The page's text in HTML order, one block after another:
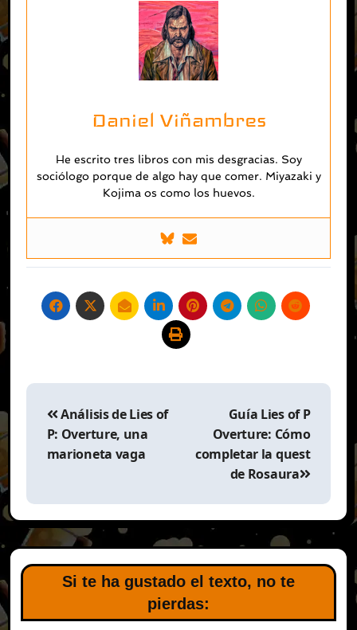
Daniel Viñambres
He escrito tres libros con mis desgracias. Soy
sociólogo porque de algo hay que comer. Miyazaki y
Kojima os como los huevos.
Navegación
entradas
Análisis de Lies of
P: Overture, una
marioneta vaga
Guía Lies of P
Overture: Cómo
completar la quest
de Rosaura
Si te ha gustado el texto, no te
pierdas: